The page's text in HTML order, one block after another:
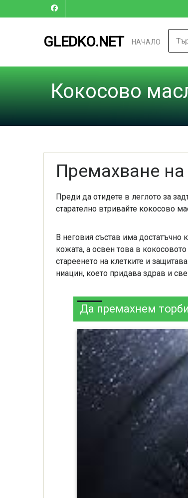
GLEDKO.NET НАЧАЛО
Кокосово
Премахване
Преди да отидете в леглото за
старателно втривайте кокосово
В неговия състав има достатъчно
кожата, а освен това в
стареенето на клетките и
ниацин, което придава здрав и
Да премахнем